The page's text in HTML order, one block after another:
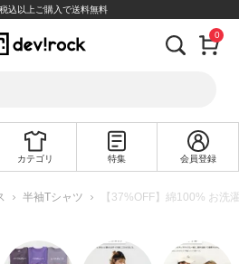
込以上ご購入で送料無料
0
カテゴリ 特集 会員登録
半袖Tシャツ 【37%OFF】綿100% お洗